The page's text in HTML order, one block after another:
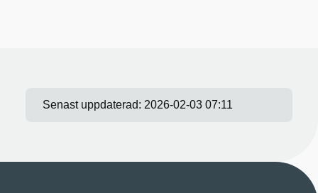
Senast uppdaterad: 2026-02-03 07:11